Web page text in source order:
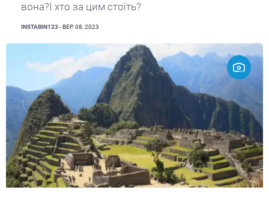
вона?І хто за цим стоїть?
INSTABIN123 - ВЕР. 08, 2023